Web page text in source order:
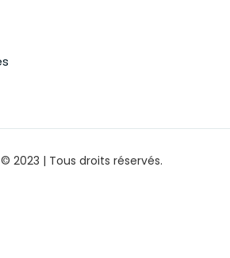
2023 | Tous droits réservés.